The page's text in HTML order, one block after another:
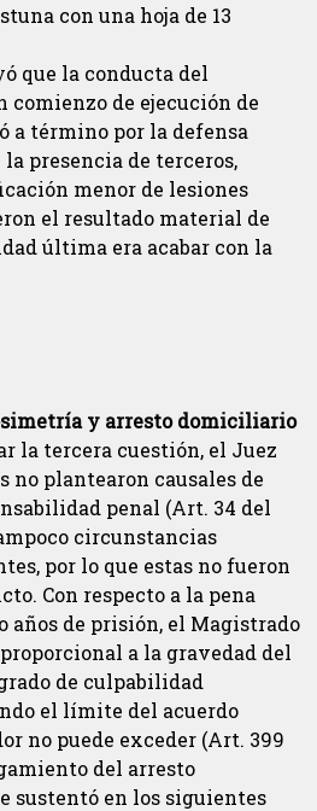
con una hoja de 13
que la conducta del
de ejecución de
a término por la defensa
presencia de terceros,
menor de lesiones
el resultado material de
última era acabar con la
y arresto domiciliario
la tercera cuestión, el Juez
no plantearon causales de
penal (Art. 34 del
circunstancias
por lo que estas no fueron
Con respecto a la pena
años de prisión, el Magistrado
a la gravedad del
de culpabilidad
el límite del acuerdo
no puede exceder (Art. 399
del arresto
sustentó en los siguientes